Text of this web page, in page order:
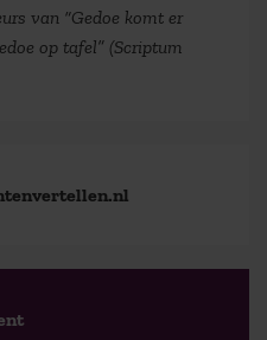
van “Gedoe komt er
op tafel” (Scriptum